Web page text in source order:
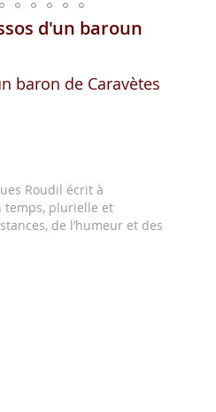
d'un baroun
baron de Caravètes
Roudil écrit à
temps, plurielle et
de l’humeur et des